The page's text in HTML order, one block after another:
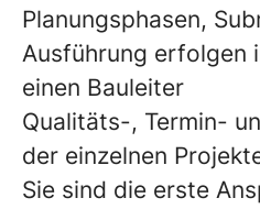
Planungsphasen,
Ausführung erfolgen
einen Bauleiter
Qualitäts-, Termin-
der einzelnen
Sie sind die erste